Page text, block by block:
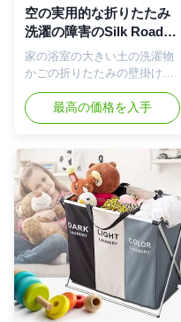
金が付いている網のドロース
トリングの上は洗濯を積み、
運ぶのを助ける。 耐久および
軽量-取り外し可能から設計さ
れていて...
空の実用的な折りたたみ
洗濯の障害のSilk Road
Enterpriseの壁に取り付
けられた耐久財
家の浴室の大きい土の洗濯物
かごの折りたたみの壁掛けの
プラスチック洗濯物入れ 製品
の説明 これは固定のための透
明な非印のホックが付いてい
り畳み式の掛かる洗濯物入れ
である。この小さいバスケッ
トにあらゆる場所に容易に動
かすことができる小さいハン
ドルの設計がある。それは
寮、寝室、洗濯室、実用的な
部屋、等で使用される。非常
に実用的、運ぶことは容易で
ある。それは非常に流行様式
の折り畳み式の洗濯物入れの
最高の価格を入手